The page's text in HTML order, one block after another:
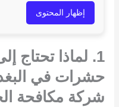
إظهار المحتوى
1. لماذا تحتاج
شركة مكافحة